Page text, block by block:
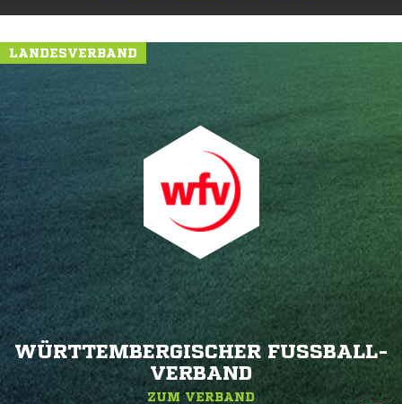
LANDESVERBAND
WÜRTTEMBERGISCHER FUSSBALL-V
ERBAND
ZUM VERBAND